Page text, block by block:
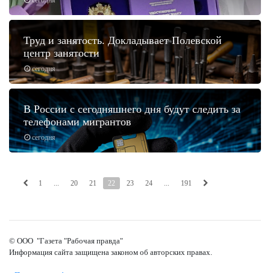
сегодня
Труд и занятость. Докладывает Полевской
центр занятости
сегодня
В России с сегодняшнего дня будут следить за
телефонами мигрантов
1 ... 20 21 22 23 24 ... 191
© ООО "Газета "Рабочая правда"
Информация сайта защищена законом об авторских правах.